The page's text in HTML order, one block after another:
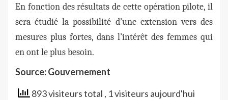
En fonction des résultats de cette opération pilote, il
sera étudié la possibilité d’une extension vers des
mesures plus fortes, dans l’intérêt des femmes qui
en ont le plus besoin.
Source: Gouvernement
893 visiteurs total , 1 visiteurs aujourd'hui